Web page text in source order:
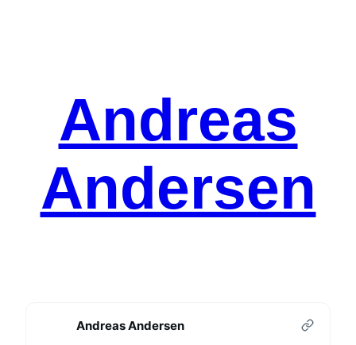
Andreas
Andersen
Andreas Andersen